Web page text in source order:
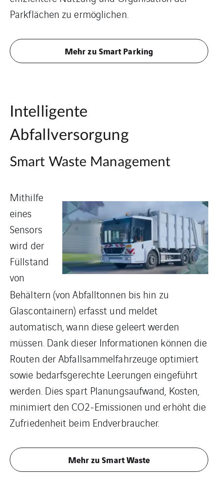
Parkflächen zu ermöglichen.
Mehr zu Smart Parking
Intelligente
Abfallversorgung
Smart Waste Management
Mithilfe
eines
Sensors
wird der
Füllstand
von
Behältern (von Abfalltonnen bis hin zu
Glascontainern) erfasst und meldet
automatisch, wann diese geleert werden
müssen. Dank dieser Informationen können die
Routen der Abfallsammelfahrzeuge optimiert
sowie bedarfsgerechte Leerungen eingeführt
werden. Dies spart Planungsaufwand, Kosten,
minimiert den CO2-Emissionen und erhöht die
Zufriedenheit beim Endverbraucher.
Mehr zu Smart Waste